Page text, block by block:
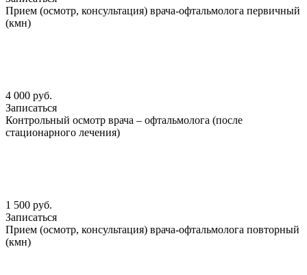
Прием (осмотр, консультация) врача-офтальмолога первичный
(кмн)
4 000 руб.
Записаться
Контрольный осмотр врача – офтальмолога (после
стационарного лечения)
1 500 руб.
Записаться
Прием (осмотр, консультация) врача-офтальмолога повторный
(кмн)